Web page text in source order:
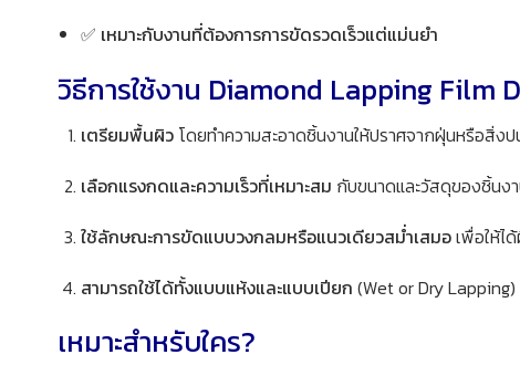
✅ เหมาะกับงานที่ต้องการการขัดรวดเร็วแต่แม่นยำ
วิธีการใช้งาน Diamond Lapping Film
เตรียมพื้นผิวโดยทำความสะอาดชิ้นงานให้ปราศจากฝุ่นหรือสิ่งป
เลือกแรงกดและความเร็วที่เหมาะสม กับขนาดและวัสดุของชิ้นง
ใช้ลักษณะการขัดแบบวงกลมหรือแนวเดียวสม่ำเสมอเพื่อให้ไ
สามารถใช้ได้ทั้งแบบแห้งและแบบเปียก (Wet or Dry
เหมาะสำหรับใคร?